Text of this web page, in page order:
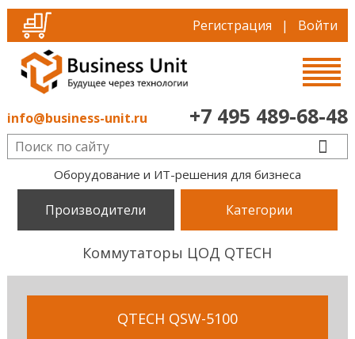
Регистрация | Войти
info@business-unit.ru +7 495 489-68-48
Оборудование и ИТ-решения для бизнеса
Производители Категории
Коммутаторы ЦОД QTECH
QTECH QSW-5100